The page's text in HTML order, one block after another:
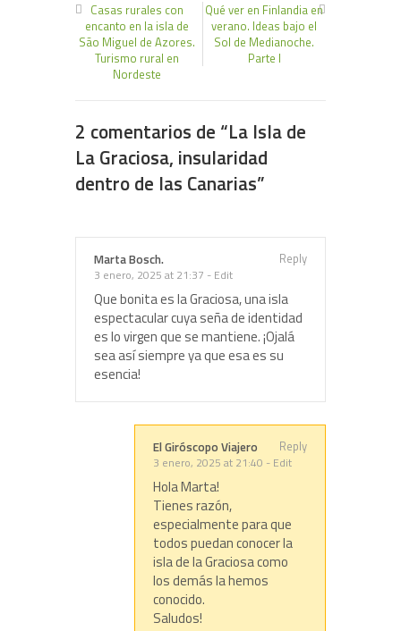
Casas rurales con
encanto en la isla de
São Miguel de Azores.
Turismo rural en
Nordeste
Qué ver en Finlandia en
verano. Ideas bajo el
Sol de Medianoche.
Parte I
2 comentarios de “La Isla de
La Graciosa, insularidad
dentro de las Canarias”
Marta Bosch.
3 enero, 2025 at 21:37 - Edit
Reply
Que bonita es la Graciosa, una isla
espectacular cuya seña de identidad
es lo virgen que se mantiene. ¡Ojalá
sea así siempre ya que esa es su
esencia!
El Giróscopo Viajero
3 enero, 2025 at 21:40 - Edit
Reply
Hola Marta!
Tienes razón,
especialmente para que
todos puedan conocer la
isla de la Graciosa como
los demás la hemos
conocido.
Saludos!